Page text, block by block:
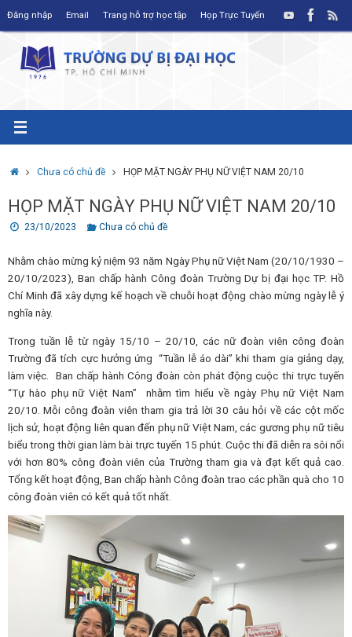
Đăng nhập Email Trang hỗ trợ học tập Họp Trực Tuyến
HomeChưa có chủ đề HỌP MẶT NGÀY PHỤ NỮ VIỆT NAM 20/10
HỌP MẶT NGÀY PHỤ NỮ VIỆT NAM 20/10
23/10/2023 Chưa có chủ đề
Nhằm chào mừng kỷ niệm 93 năm Ngày Phụ nữ Việt Nam (20/10/1930 –
20/10/2023), Ban chấp hành Công đoàn Trường Dự bị đại học TP. Hồ
Chí Minh đã xây dựng kế hoạch về chuỗi hoạt động chào mừng ngày lễ ý
nghĩa này.
Trong tuần lễ từ ngày 15/10 – 20/10, các nữ đoàn viên công đoàn
Trường đã tích cực hưởng ứng “Tuần lễ áo dài” khi tham gia giảng dạy,
làm việc. Ban chấp hành Công đoàn còn phát động cuộc thi trực tuyến
“Tự hào phụ nữ Việt Nam” nhằm tìm hiểu về ngày Phụ nữ Việt Nam
20/10. Mỗi công đoàn viên tham gia trả lời 30 câu hỏi về các cột mốc
lịch sử, hoạt động liên quan đến phụ nữ Việt Nam, các gương phụ nữ tiêu
biểu trong thời gian làm bài trực tuyến 15 phút. Cuộc thi đã diễn ra sôi nổi
với hơn 80% công đoàn viên của Trường tham gia và đạt kết quả cao.
Tổng kết hoạt động, Ban chấp hành Công đoàn trao các phần quà cho 10
công đoàn viên có kết quả tốt nhất.